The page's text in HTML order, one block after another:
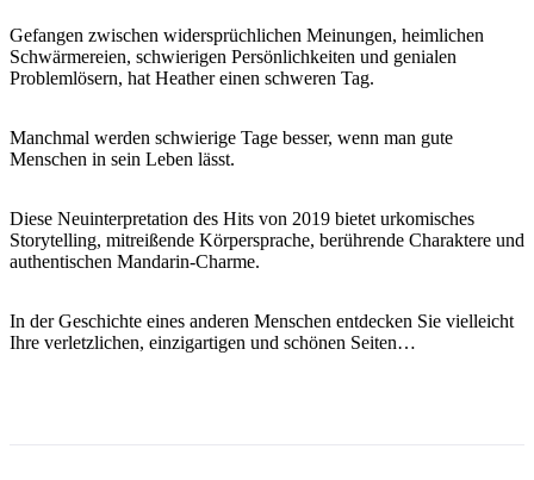
Gefangen zwischen widersprüchlichen Meinungen, heimlichen
Schwärmereien, schwierigen Persönlichkeiten und genialen
Problemlösern, hat Heather einen schweren Tag.
Manchmal werden schwierige Tage besser, wenn man gute
Menschen in sein Leben lässt.
Diese Neuinterpretation des Hits von 2019 bietet urkomisches
Storytelling, mitreißende Körpersprache, berührende Charaktere und
authentischen Mandarin-Charme.
In der Geschichte eines anderen Menschen entdecken Sie vielleicht
Ihre verletzlichen, einzigartigen und schönen Seiten…